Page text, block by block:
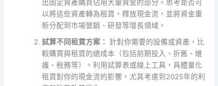
出固定資產購買佔用大量資金的部分。思考是否可
以將這些資產轉為租賃，釋放現金流，並將資金重
新分配到市場營銷、研發等增長領域。
試算不同租賃方案：
針對你需要的設備或資產，比
較購買與租賃的總成本（包括前期投入、折舊、維
護、稅務等）。利用試算表或線上工具，具體量化
租賃對你的現金流的影響，尤其考慮到2025年的利